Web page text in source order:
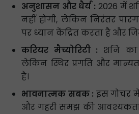
अनुशासन और धैर्य : 2026 में
नहीं होगी, लेकिन निरंतर
पर ध्यान केंद्रित करता है और
करियर मैच्योरिटी : शनि का
लेकिन स्थिर प्रगति और
है।
भावनात्मक सबक : इस गोचर
और गहरी समझ की